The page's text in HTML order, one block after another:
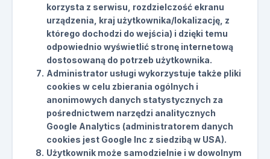
korzysta z serwisu, rozdzielczość ekranu
urządzenia, kraj użytkownika/lokalizację, z
którego dochodzi do wejścia) i dzięki temu
odpowiednio wyświetlić stronę internetową
dostosowaną do potrzeb użytkownika.
Administrator usługi wykorzystuje także pliki
cookies w celu zbierania ogólnych i
anonimowych danych statystycznych za
pośrednictwem narzędzi analitycznych
Google Analytics (administratorem danych
cookies jest Google Inc z siedzibą w USA).
Użytkownik może samodzielnie i w dowolnym